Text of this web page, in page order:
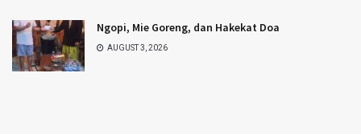
Ngopi, Mie Goreng, dan Hakekat Doa
AUGUST 3, 2026